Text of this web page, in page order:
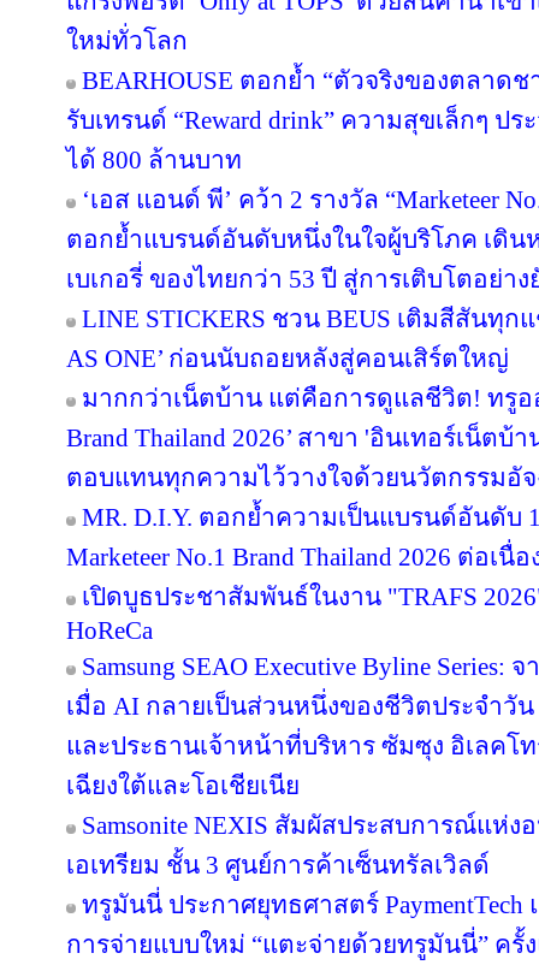
ใหม่ทั่วโลก
BEARHOUSE ตอกย้ำ “ตัวจริงของตลาด
รับเทรนด์ “Reward drink” ความสุขเล็กๆ ป
ได้ 800 ล้านบาท
‘เอส แอนด์ พี’ คว้า 2 รางวัล “Marketeer
ตอกย้ำแบรนด์อันดับหนึ่งในใจผู้บริโภค เดิ
เบเกอรี่ ของไทยกว่า 53 ปี สู่การเติบโตอย่าง
LINE STICKERS ชวน BEUS เติมสีสันทุก
AS ONE’ ก่อนนับถอยหลังสู่คอนเสิร์ตใหญ่
มากกว่าเน็ตบ้าน แต่คือการดูแลชีวิต! ทรูอ
Brand Thailand 2026’ สาขา 'อินเทอร์เน็ตบ้
ตอบแทนทุกความไว้วางใจด้วยนวัตกรรมอั
MR. D.I.Y. ตอกย้ำความเป็นแบรนด์อันดับ
Marketeer No.1 Brand Thailand 2026 ต่อเนื่
เปิดบูธประชาสัมพันธ์ในงาน "TRAFS
HoReCa
Samsung SEAO Executive Byline
เมื่อ AI กลายเป็นส่วนหนึ่งของชีวิตประจำวั
และประธานเจ้าหน้าที่บริหาร ซัมซุง อิเลค
เฉียงใต้และโอเชียเนีย
Samsonite NEXIS สัมผัสประสบการณ์แห่
เอเทรียม ชั้น 3 ศูนย์การค้าเซ็นทรัลเวิลด์
ทรูมันนี่ ประกาศยุทธศาสตร์
การจ่ายแบบใหม่ “แตะจ่ายด้วยทรูมันนี่” ครั้